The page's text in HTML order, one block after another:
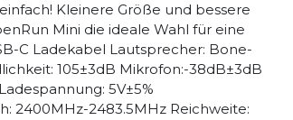
Kleinere Größe und bessere
Mini die ideale Wahl für eine
C Ladekabel Lautsprecher: Bone-
105±3dB Mikrofon:-38dB±3dB
5V±5%
2400MHz-2483.5MHz Reichweite: